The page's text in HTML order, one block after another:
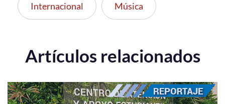
Internacional Música
Artículos relacionados